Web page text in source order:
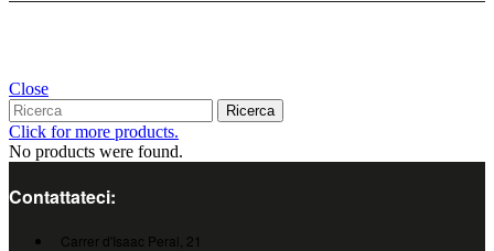
Close
Ricerca
Click for more products.
No products were found.
Contattateci:
Carrer d'Isaac Peral, 21